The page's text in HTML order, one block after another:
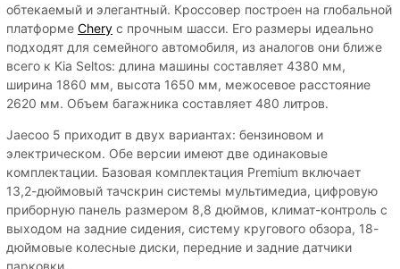
обтекаемый и элегантный. Кроссовер построен на глобальной
платформе Chery с прочным шасси. Его размеры идеально
подходят для семейного автомобиля, из аналогов они ближе
всего к Kia Seltos: длина машины составляет 4380 мм,
ширина 1860 мм, высота 1650 мм, межосевое расстояние
2620 мм. Объем багажника составляет 480 литров.
Jaecoo 5 приходит в двух вариантах: бензиновом и
электрическом. Обе версии имеют две одинаковые
комплектации. Базовая комплектация Premium включает
13,2-дюймовый тачскрин системы мультимедиа, цифровую
приборную панель размером 8,8 дюймов, климат-контроль с
выходом на задние сидения, систему кругового обзора, 18-
дюймовые колесные диски, передние и задние датчики
парковки.